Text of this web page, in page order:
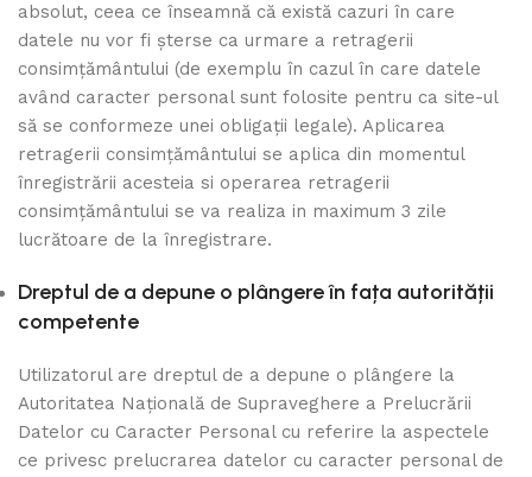
absolut, ceea ce înseamnă că există cazuri în care
datele nu vor fi șterse ca urmare a retragerii
consimțământului (de exemplu în cazul în care datele
având caracter personal sunt folosite pentru ca site-ul
să se conformeze unei obligații legale). Aplicarea
retragerii consimțământului se aplica din momentul
înregistrării acesteia si operarea retragerii
consimțământului se va realiza in maximum 3 zile
lucrătoare de la înregistrare.
Dreptul de a depune o plângere în fața autorității
competente
Utilizatorul are dreptul de a depune o plângere la
Autoritatea Națională de Supraveghere a Prelucrării
Datelor cu Caracter Personal cu referire la aspectele
ce privesc prelucrarea datelor cu caracter personal de